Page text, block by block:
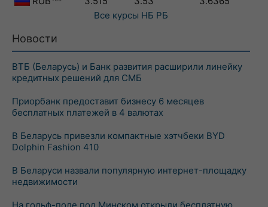
Все курсы НБ РБ
Новости
ВТБ (Беларусь) и Банк развития расширили линейку
кредитных решений для СМБ
Приорбанк предоставит бизнесу 6 месяцев
бесплатных платежей в 4 валютах
В Беларусь привезли компактные хэтчбеки BYD
Dolphin Fashion 410
В Беларуси назвали популярную интернет-площадку
недвижимости